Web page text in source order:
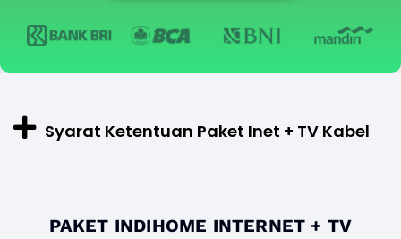
Syarat Ketentuan Paket Inet + TV Kabel
PAKET INDIHOME INTERNET + TV